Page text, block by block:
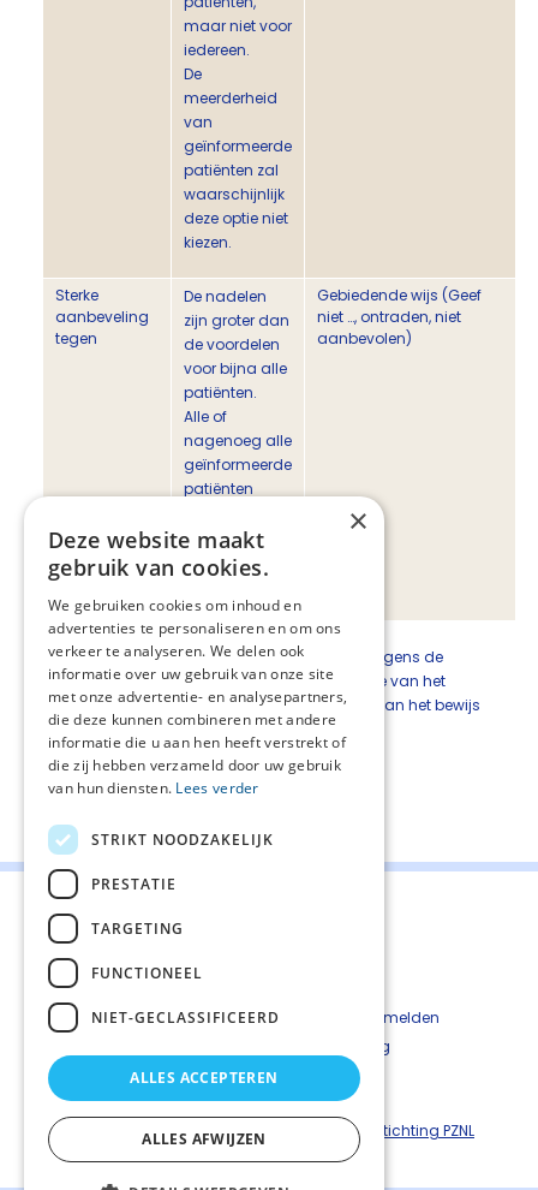
maar niet voor
iedereen.
De
meerderheid
van
geïnformeerde
patiënten zal
waarschijnlijk
deze optie niet
kiezen.
Sterke
aanbeveling
tegen
De nadelen
zijn groter dan
de voordelen
voor bijna alle
patiënten.
Alle of
nagenoeg alle
geïnformeerde
patiënten
waarschijnlijk
deze optie niet
Gebiedende wijs (Geef
niet …, ontraden, niet
aanbevolen)
Voor de evidence-based modules volgt vervolgens de
literatuurbespreking. Hierin worden de methode van het
literatuuronderzoek, de resultaten, de kwaliteit van het bewijs
en de conclusies weergegeven.
Elke module eindigt met de overwegingen.
Deel deze pagina:
Contact
Kwetsbaarheid melden
Privacyverkaring
Disclaimer
Richtlijnen palliatieve zorg is een uitgave van © Stichting PZNL
×
Deze website maakt
gebruik van cookies.
We gebruiken cookies om inhoud en
advertenties te personaliseren en om ons
verkeer te analyseren. We delen ook
informatie over uw gebruik van onze site
met onze advertentie- en analysepartners,
die deze kunnen combineren met andere
informatie die u aan hen heeft verstrekt of
die zij hebben verzameld door uw gebruik
van hun diensten. Lees verder
STRIKT NOODZAKELIJK
PRESTATIE
TARGETING
FUNCTIONEEL
NIET-GECLASSIFICEERD
ALLES ACCEPTEREN
ALLES AFWIJZEN